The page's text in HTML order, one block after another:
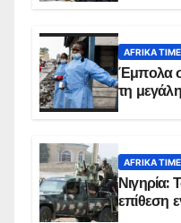
AFRIKA
Έμπολα
τη
AFRIKA
Νιγηρία:
επίθεση